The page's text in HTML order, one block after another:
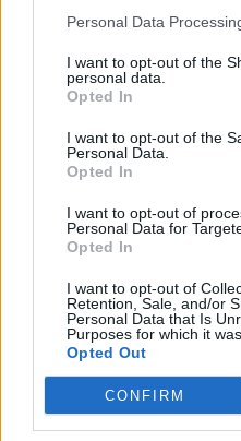
Personal Data
I want to opt-out of the
personal data.
Opted In
I want to opt-out of the
Personal Data.
Opted In
I want to opt-out of
Personal Data for
Opted In
I want to opt-out of
Retention, Sale, and/or
Personal Data that Is
Purposes for which it
Opted Out
CONFIRM
8 Αυγούστου, 2026
TRENDING
ERGANI APP
ΣΧΕΤΙΚΆ ΆΡΘΡΑ